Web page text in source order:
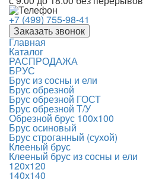
+7 (499) 755-98-41
Заказать звонок
Главная
Каталог
РАСПРОДАЖА
БРУС
Брус из сосны и ели
Брус обрезной
Брус обрезной ГОСТ
Брус обрезной Т/У
Обрезной брус 100х100
Брус осиновый
Брус строганный (сухой)
Клееный брус
Клееный брус из сосны и ели
120х120
140х140